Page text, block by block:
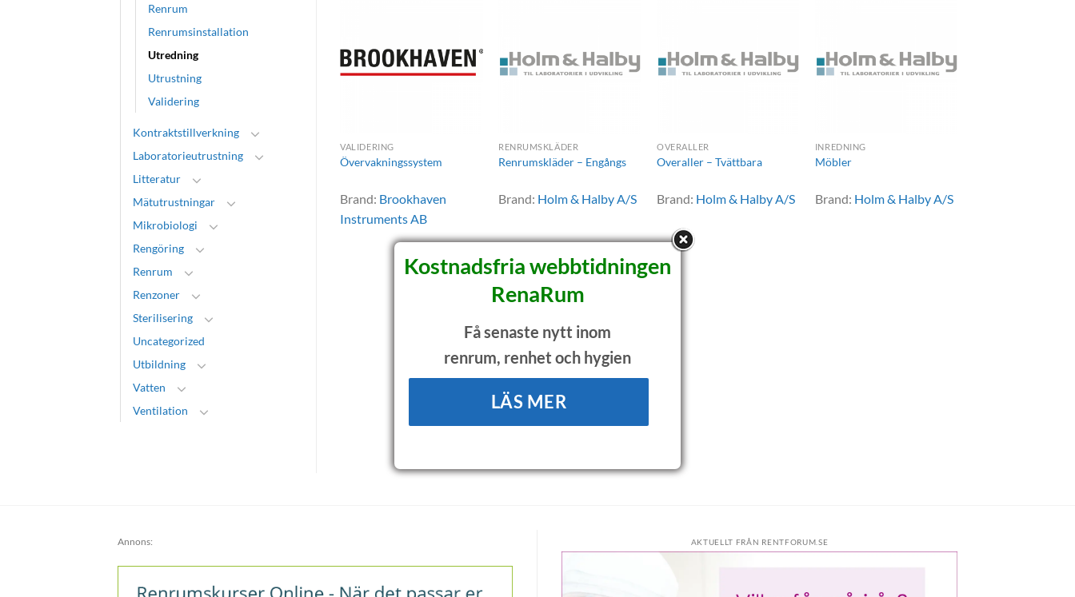
Renrum
Renrumsinstallation
Utredning
Utrustning
Validering
Kontraktstillverkning
Laboratorieutrustning
Litteratur
Mätutrustningar
Mikrobiologi
Rengöring
Renrum
Renzoner
Sterilisering
Uncategorized
Utbildning
Vatten
Ventilation
VALIDERING
Övervakningssystem
Brand: Brookhaven
Instruments AB
RENRUMSKLÄDER
Renrumskläder – Engångs
Brand: Holm & Halby A/S
OVERALLER
Overaller – Tvättbara
Brand: Holm & Halby A/S
INREDNING
Möbler
Brand: Holm & Halby A/S
Holm & Halby A/S
Viima® Renrum – intelligent
rengøring
Brand:
Annons: AKTUELLT FRÅN RENTFORUM.SE
Kostnadsfria webbtidningen
RenaRum
Få senaste nytt inom
renrum, renhet och hygien
LÄS MER